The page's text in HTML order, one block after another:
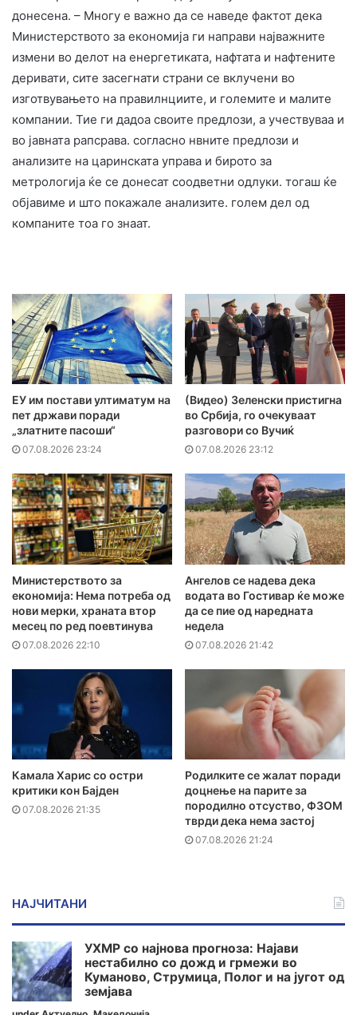
донесена. – Многу е важно да се наведе фактот дека
Министерството за економија ги направи најважните
измени во делот на енергетиката, нафтата и нафтените
деривати, сите засегнати страни се вклучени во
изготвувањето на правилнциите, и големите и малите
компании. Тие ги дадоа своите предлози, а учествуваа и
во јавната рапсрава. согласно нвните предлози и
анализите на царинската управа и бирото за
метрологија ќе се донесат соодветни одлуки. тогаш ќе
објавиме и што покажале анализите. голем дел од
компаните тоа го знаат.
ЕУ им постави ултиматум на
пет држави поради
„златните пасоши“
07.08.2026 23:24
(Видео) Зеленски пристигна
во Србија, го очекуваат
разговори со Вучиќ
07.08.2026 23:12
Министерството за
економија: Нема потреба од
нови мерки, храната втор
месец по ред поевтинува
07.08.2026 22:10
Ангелов се надева дека
водата во Гостивар ќе може
да се пие од наредната
недела
07.08.2026 21:42
Камала Харис со остри
критики кон Бајден
07.08.2026 21:35
Родилките се жалат поради
доцнење на парите за
породилно отсуство, ФЗОМ
тврди дека нема застој
07.08.2026 21:24
НАЈЧИТАНИ
УХМР со најнова прогноза: Најави
нестабилно со дожд и грмежи во
Куманово, Струмица, Полог и на југот од
земјава